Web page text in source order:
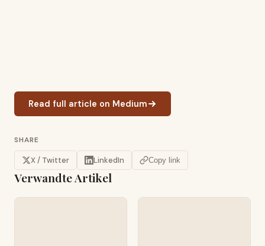
Read full article on Medium
SHARE
X / Twitter LinkedIn Copy link
Verwandte Artikel